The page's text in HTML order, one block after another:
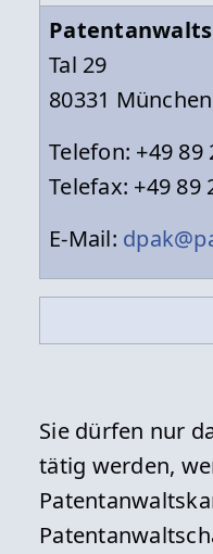
Tal 29
80331
Telefon: +49 89
Telefax: +49 89
E-Mail:
Sie dürfen nur
tätig werden,